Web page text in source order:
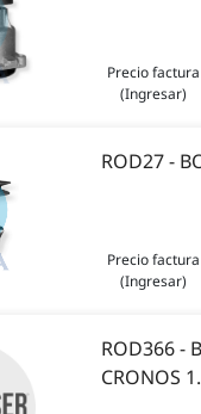
Precio factura
(Ingresar)
ROD27 -
Precio factura
(Ingresar)
ROD366 -
CRONOS